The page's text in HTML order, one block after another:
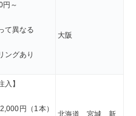
円～
て異なる
ングあり
大阪
入】
円（1本）
北海道、宮城、新